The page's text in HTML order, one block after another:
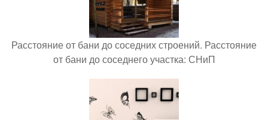
Расстояние от бани до соседних строений. Расстояние
от бани до соседнего участка: СНиП